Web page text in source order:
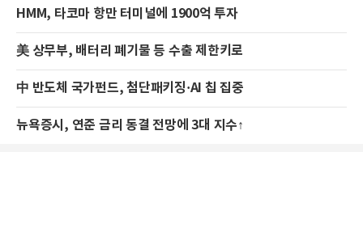
HMM, 타코마 항만 터미널에 1900억 투자
美 상무부, 배터리 폐기물 등 수출 제한키로
中 반도체 국가펀드, 첨단패키징·AI 칩 집중
뉴욕증시, 연준 금리 동결 전망에 3대 지수↑